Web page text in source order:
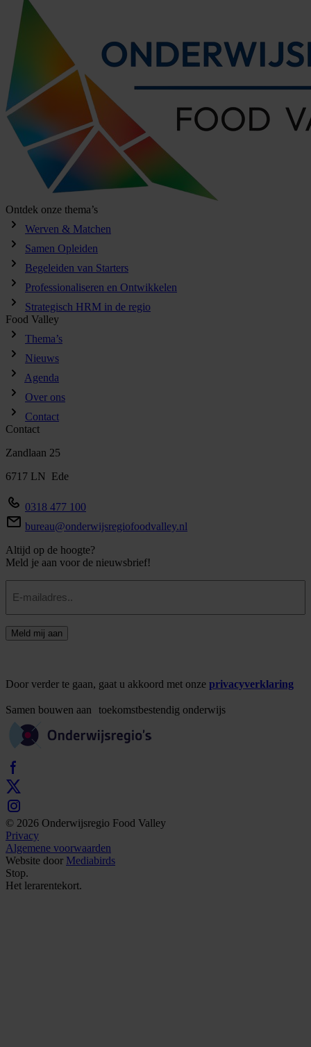
Ontdek onze thema’s
Werven & Matchen
Samen Opleiden
Begeleiden van Starters
Professionaliseren en Ontwikkelen
Strategisch HRM in de regio
Food Valley
Thema’s
Nieuws
Agenda
Over ons
Contact
Contact
Zandlaan 25
6717 LN Ede
0318 477 100
bureau@onderwijsregiofoodvalley.nl
Altijd op de hoogte?
Meld je aan voor de nieuwsbrief!
mailadres
Meld mij aan
Door verder te gaan, gaat u akkoord met onze privacyverklaring
Samen bouwen aan toekomstbestendig onderwijs
© 2026 Onderwijsregio Food Valley
Privacy
Algemene voorwaarden
Website door Mediabirds
Stop.
Het lerarentekort.